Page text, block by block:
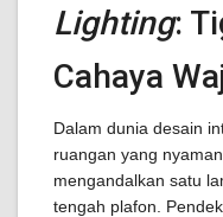
Lighting:
Cahaya
Dalam dunia desain
ruangan yang
mengandalkan satu
tengah plafon.